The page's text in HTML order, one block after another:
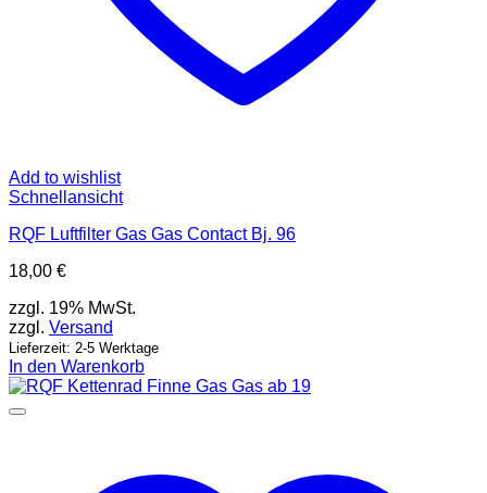
Add to wishlist
Schnellansicht
RQF Luftfilter Gas Gas Contact Bj. 96
18,00 €
zzgl. 19% MwSt.
zzgl. Versand
Lieferzeit: 2-5 Werktage
In den Warenkorb